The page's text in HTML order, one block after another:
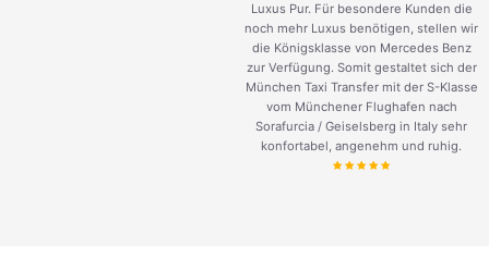
Luxus Pur. Für besondere Kunden die
noch mehr Luxus benötigen, stellen wir
die Königsklasse von Mercedes Benz
zur Verfügung. Somit gestaltet sich der
München Taxi Transfer mit der S-Klasse
vom Münchener Flughafen nach
Sorafurcia / Geiselsberg in Italy sehr
konfortabel, angenehm und ruhig.